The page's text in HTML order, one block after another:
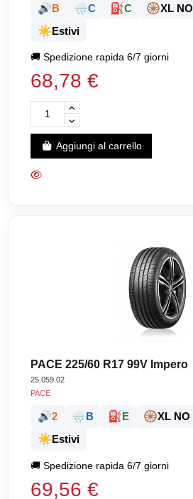
🔊B 🌧️C ⛽C 🛞XL NO
☀️Estivi
🚚Spedizione rapida 6/7 giorni
68,78 €
Aggiungi al carrello
PACE 225/60 R17 99V Impero
25.059.02
PACE
🔊2 🌧️B ⛽E 🛞XL NO
☀️Estivi
🚚Spedizione rapida 6/7 giorni
69,56 €